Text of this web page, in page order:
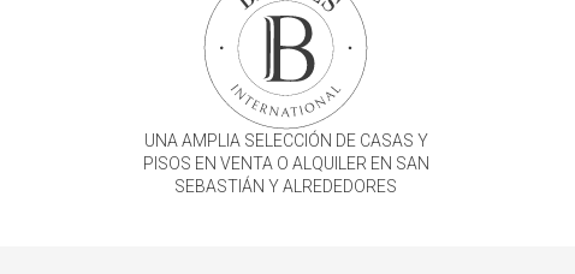
UNA AMPLIA SELECCIÓN DE CASAS Y
PISOS EN VENTA O ALQUILER EN SAN
SEBASTIÁN Y ALREDEDORES